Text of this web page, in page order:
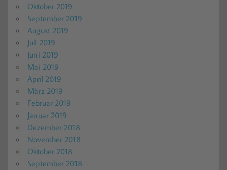
Oktober 2019
September 2019
August 2019
Juli 2019
Juni 2019
Mai 2019
April 2019
März 2019
Februar 2019
Januar 2019
Dezember 2018
November 2018
Oktober 2018
September 2018